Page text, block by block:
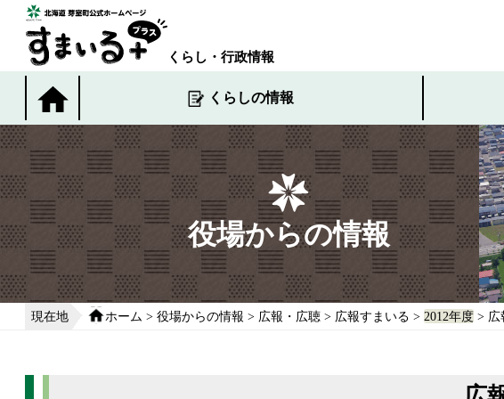
くらし・行政情報
くらしの情報
役場からの情報
現在地 ホーム > 役場からの情報 > 広報・広聴 > 広報すまいる > 2012年度 > 広